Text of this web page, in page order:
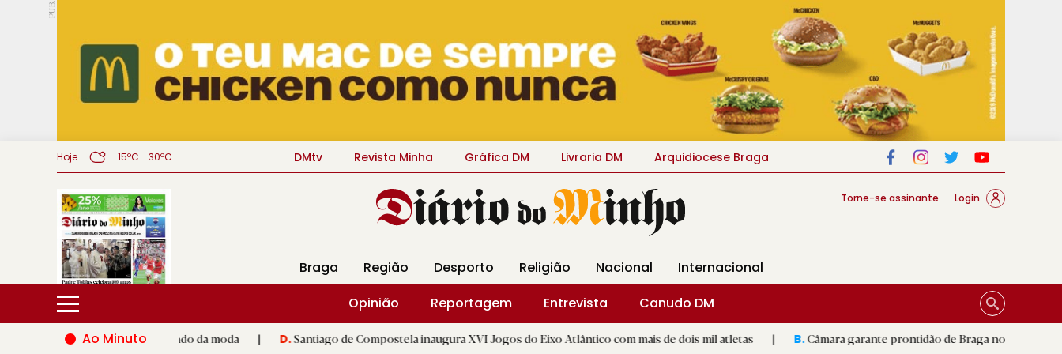
PUB.
Hoje 15ºC 30ºC DMtv Revista Minha Gráfica DM Livraria DM Arquidiocese Braga
Torne-se assinante Login
Braga Região Desporto Religião Nacional
Internacional
Opinião
Reportagem Entrevista
Canudo DM
Ao Minuto
à inovação do mundo da moda | D.Santiago de Compostela inaugura XVI Jogos do Eixo Atlântico com mais de dois mil atletas | B.Câmara garante prontidão de Braga no resgate animal